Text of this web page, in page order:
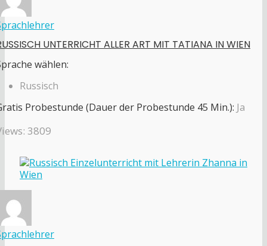
UNTERRICHT ALLER ART MIT TATIANA IN WIEN
wählen:
Russisch
Probestunde (Dauer der Probestunde 45 Min.): Ja
3809